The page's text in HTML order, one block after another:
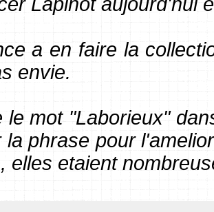
a en faire la
envie.
le mot "Laborieux"
la phrase pour
elles etaient